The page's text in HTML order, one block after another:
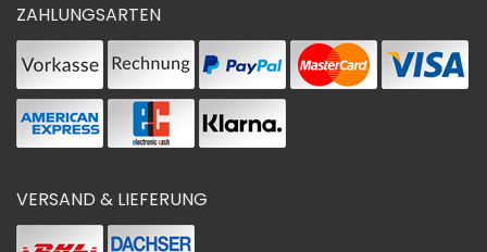
ZAHLUNGSARTEN
VERSAND & LIEFERUNG